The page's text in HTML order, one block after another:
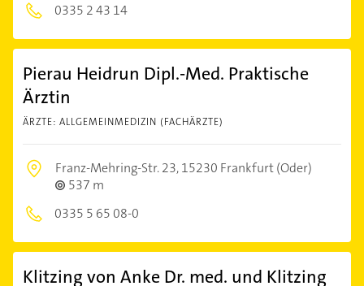
0335 2 43 14
Pierau Heidrun Dipl.-Med. Praktische
Ärztin
ÄRZTE: ALLGEMEINMEDIZIN (FACHÄRZTE)
Franz-Mehring-Str. 23,15230 Frankfurt (Oder)
537 m
0335 5 65 08-0
Klitzing von Anke Dr. med. und Klitzing